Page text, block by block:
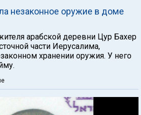
незаконное оружие в доме
арабской деревни Цур Бахер
части Иерусалима,
хранении оружия. У него